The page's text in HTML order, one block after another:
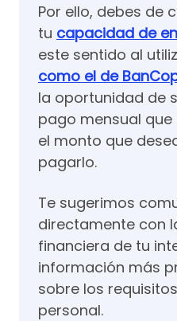
Por ello, debes de
tu capacidad de
este sentido al
como el de
la oportunidad de
pago mensual
el monto que
pagarlo.
Te sugerimos
directamente con
financiera de tu
información más
sobre los
personal.